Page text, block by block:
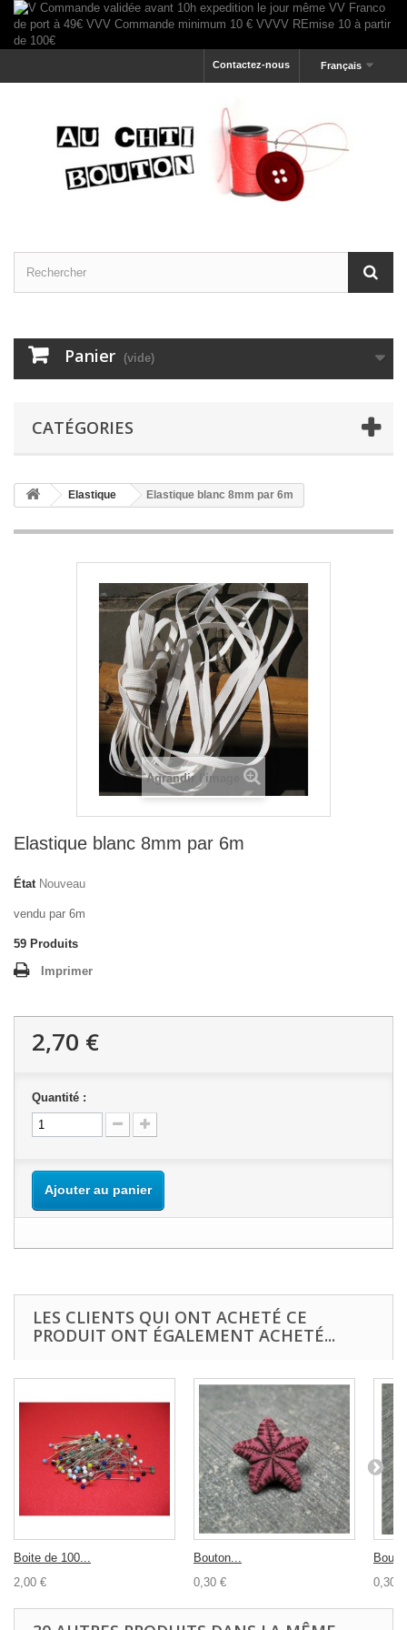
Français
Contactez-nous
Panier (vide)
CATÉGORIES
Elastique Elastique blanc 8mm par 6m
Agrandir l'image
Elastique blanc 8mm par 6m
État Nouveau
vendu par 6m
59 Produits
Imprimer
2,70 €
Quantité :
Ajouter au panier
LES CLIENTS QUI ONT ACHETÉ CE
PRODUIT ONT ÉGALEMENT ACHETÉ...
Boite de 100...
2,00 €
Bouton...
0,30 €
0,30 €